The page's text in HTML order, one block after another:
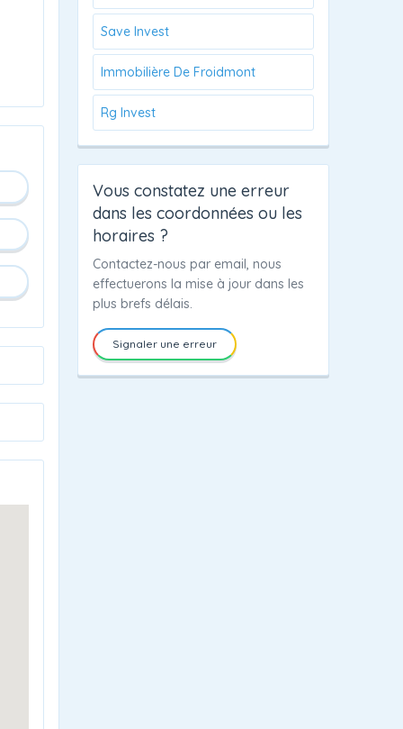
Save Invest
Immobilière De Froidmont
Rg Invest
Vous constatez une erreur
dans les coordonnées ou les
horaires ?
Contactez-nous par email, nous
effectuerons la mise à jour dans les
plus brefs délais.
Signaler une erreur